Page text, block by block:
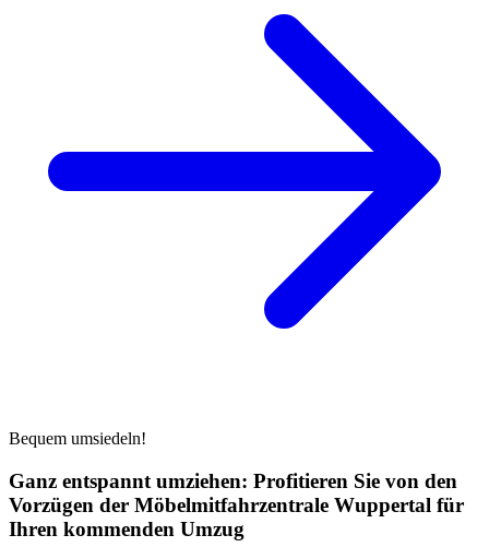
Bequem umsiedeln!
Ganz entspannt umziehen: Profitieren Sie von den
Vorzügen der Möbelmitfahrzentrale Wuppertal für
Ihren kommenden Umzug